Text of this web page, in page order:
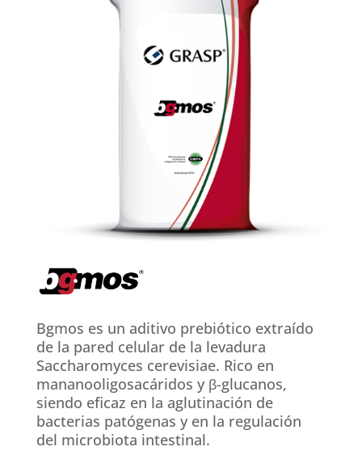
Bgmos es un aditivo prebiótico extraído
de la pared celular de la levadura
Saccharomyces cerevisiae. Rico en
mananooligosacáridos y β-glucanos,
siendo eficaz en la aglutinación de
bacterias patógenas y en la regulación
del microbiota intestinal.